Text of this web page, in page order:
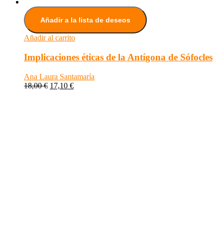
Añadir a la lista de deseos
Añadir al carrito
Implicaciones éticas de la Antígona de Sófocles
Ana Laura Santamaría
18,00€ 17,10 €